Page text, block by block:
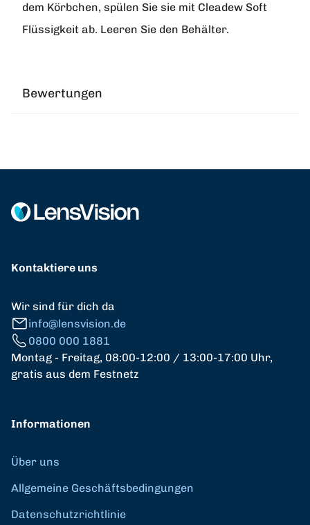
dem Körbchen, spülen Sie sie mit Cleadew Soft
Flüssigkeit ab. Leeren Sie den Behälter.
Bewertungen
Kontaktiere uns
Wir sind für dich da
info@lensvision.de
0800 000 1881
Montag - Freitag, 08:00-12:00 / 13:00-17:00 Uhr,
gratis aus dem Festnetz
Informationen
Über uns
Allgemeine Geschäftsbedingungen
Datenschutzrichtlinie